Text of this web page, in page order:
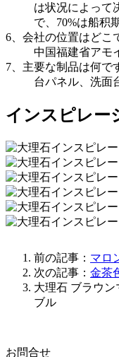
は状况によって
で、70%は船积
6、会社の位置はどこ
中国福建省アモ
7、主要な制品は何で
台パネル、洗面
インスピレー
前の記事： マロ
次の記事： 金茶
大理石 ブラウン
ブル
お問合せ